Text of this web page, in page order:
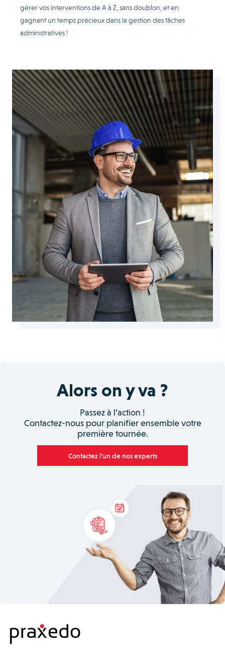
gérer vos interventions de A à Z, sans doublon, et en
gagnant un temps précieux dans la gestion des tâches
administratives !
Alors on y va ?
Passez à l’action !
Contactez-nous pour planifier ensemble votre
première tournée.
Contactez l’un de nos experts